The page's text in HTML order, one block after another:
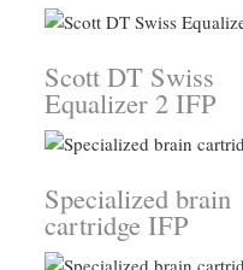
Scott DT Swiss
Equalizer 2 IFP
Specialized brain
cartridge IFP